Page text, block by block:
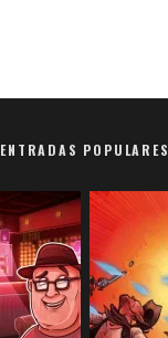
ENTRADAS POPULARES